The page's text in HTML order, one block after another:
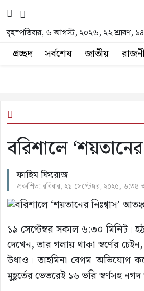
বৃহস্পতিবার, ৬ আগস্ট, ২০২৬, ২২ শ্রাবণ,
প্রচ্ছদ সর্বশেষ জাতীয়
বরিশালে
ফাহিম ফিরোজ
প্রকাশিত: রবিবার, ২১ সেপ্টেম্বর, ২০২৫, ৬:৩৪
১৯ সেপ্টেম্বর সকাল ৬:৩০ মিনিট।
দেখেন, তার গলায় থাকা স্বর্ণের
উধাও। তাহমিনা বেগম অভিযোগ
মুহূর্তের ভেতরেই ১৬ ভরি স্বর্ণসহ